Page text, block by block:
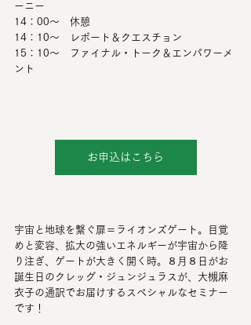
ーニー
14：00～　休憩
14：10～　レポート＆クエスチョン
15：10～　ファイナル・トーク＆エンパワーメ
ント
お申込はこちら
宇宙と地球を繋ぐ扉＝ライオンズゲート。目覚
めと変容、拡大の強いエネルギーが宇宙から降
り注ぎ、ゲートが大きく開く時。８月８日がお
誕生日のクレッグ・ジュンジュラスが、大槻麻
衣子の通訳でお届けするスペシャルなセミナー
です！